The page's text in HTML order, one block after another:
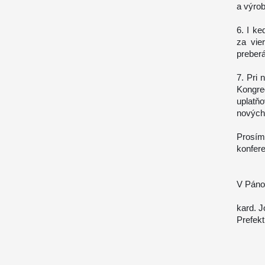
a
6. I
za
7. Pri
V
kard.
Prefekt